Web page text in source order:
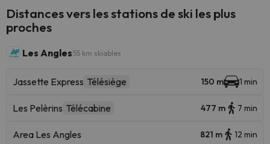
Distances vers les stations de ski les plus
proches
Les Angles 55 km skiables
Jassette Express Télésiège 150 m 1 min
Les Pelèrins Télécabine 477 m 7 min
Area Les Angles 821 m 12 min